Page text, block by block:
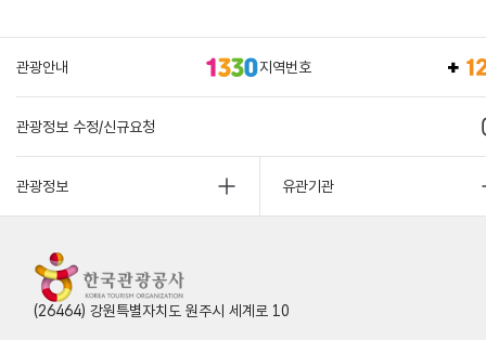
관광안내 지역번호
관광정보 수정/신규요청
관광정보 유관기관
(26464) 강원특별자치도 원주시 세계로 10